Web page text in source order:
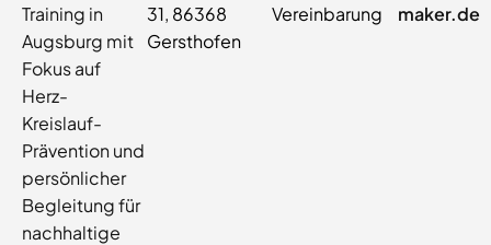
Training in
Augsburg mit
Fokus auf
Herz-
Kreislauf-
Prävention und
persönlicher
Begleitung für
nachhaltige
31, 86368
Gersthofen
Vereinbarung
maker.de